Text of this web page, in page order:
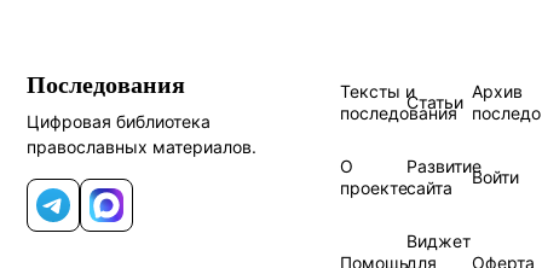
Последования
Цифровая библиотека
православных материалов.
Telegram
MAX
Тексты и
последования
Статьи
Архив
О
проекте
Развитие
сайта
Войти
Помощь
Виджет
для
Оферта